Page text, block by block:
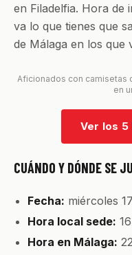
en Filadelfia. Hora de
va lo que tienes que
de Málaga en los que
Aficionados con camisetas
en
Ver los
CUÁNDO Y DÓNDE SE
Fecha: miércoles
Hora local sede:
Hora en Málaga: